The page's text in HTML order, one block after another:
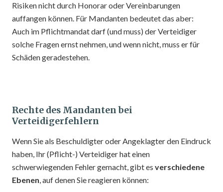
Risiken nicht durch Honorar oder Vereinbarungen
auffangen können. Für Mandanten bedeutet das aber:
Auch im Pflichtmandat darf (und muss) der Verteidiger
solche Fragen ernst nehmen, und wenn nicht, muss er für
Schäden geradestehen.
Rechte des Mandanten bei
Verteidigerfehlern
Wenn Sie als Beschuldigter oder Angeklagter den Eindruck
haben, Ihr (Pflicht-) Verteidiger hat einen
schwerwiegenden Fehler gemacht, gibt es verschiedene
Ebenen, auf denen Sie reagieren können: